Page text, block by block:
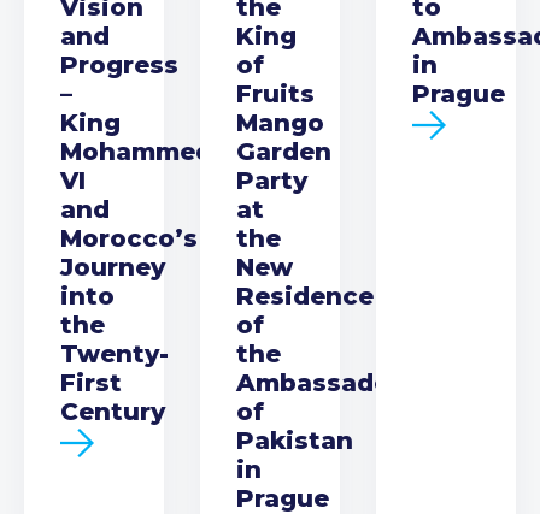
Vision
and
Progress
–
King
Mohammed
VI
and
Morocco’s
Journey
into
the
Twenty-
First
Century
the
King
of
Fruits
Mango
Garden
Party
at
the
New
Residence
of
the
Ambassador
of
Pakistan
in
Prague
to
in
Prague